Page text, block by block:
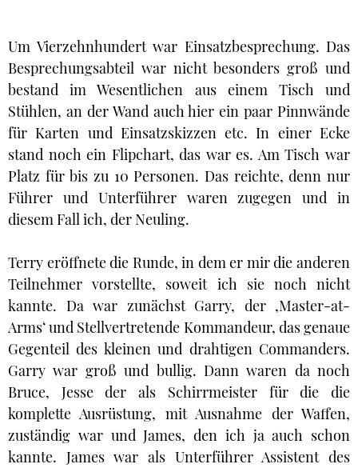
Um Vierzehnhundert war Einsatzbesprechung. Das
Besprechungsabteil war nicht besonders groß und
bestand im Wesentlichen aus einem Tisch und
Stühlen, an der Wand auch hier ein paar Pinnwände
für Karten und Einsatzskizzen etc. In einer Ecke
stand noch ein Flipchart, das war es. Am Tisch war
Platz für bis zu 10 Personen. Das reichte, denn nur
Führer und Unterführer waren zugegen und in
diesem Fall ich, der Neuling.
Terry eröffnete die Runde, in dem er mir die anderen
Teilnehmer vorstellte, soweit ich sie noch nicht
kannte. Da war zunächst Garry, der ‚Master-at-
Arms‘ und Stellvertretende Kommandeur, das genaue
Gegenteil des kleinen und drahtigen Commanders.
Garry war groß und bullig. Dann waren da noch
Bruce, Jesse der als Schirrmeister für die die
komplette Ausrüstung, mit Ausnahme der Waffen,
zuständig war und James, den ich ja auch schon
kannte. James war als Unterführer Assistent des